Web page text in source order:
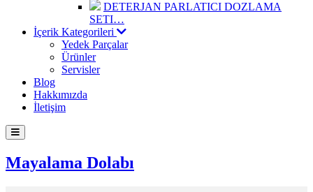
DETERJAN PARLATICI DOZLAMA
SETI…
İçerik Kategorileri
Yedek Parçalar
Ürünler
Servisler
Blog
Hakkımızda
İletişim
Mayalama Dolabı